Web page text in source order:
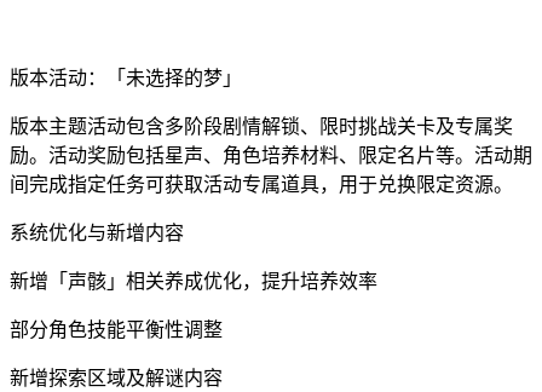
版本活动：「未选择的梦」
版本主题活动包含多阶段剧情解锁、限时挑战关卡及专属奖
励。活动奖励包括星声、角色培养材料、限定名片等。活动期
间完成指定任务可获取活动专属道具，用于兑换限定资源。
系统优化与新增内容
新增「声骸」相关养成优化，提升培养效率
部分角色技能平衡性调整
新增探索区域及解谜内容